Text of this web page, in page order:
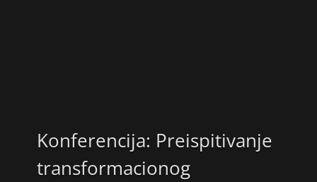
Konferencija: Preispitivanje
transformacionog